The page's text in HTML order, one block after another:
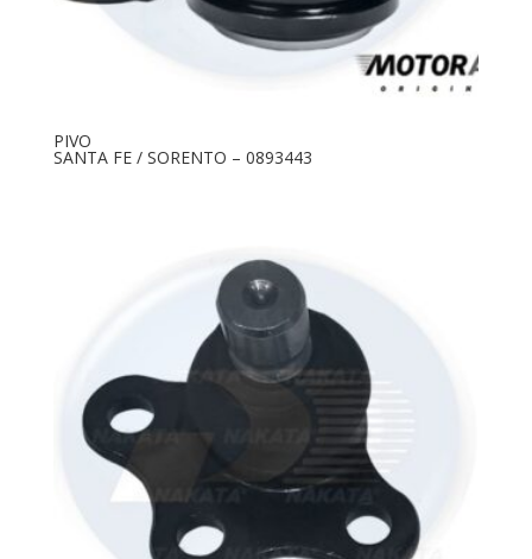
PIVO
SANTA FE / SORENTO – 0893443